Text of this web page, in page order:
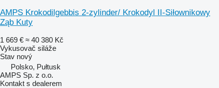
AMPS Krokodilgebbis 2-zylinder/ Krokodyl II-Siłownikowy
Ząb Kuty
1 669 € ≈ 40 380 Kč
Vykusovač siláže
Stav nový
Polsko, Pułtusk
AMPS Sp. z o.o.
Kontakt s dealerem